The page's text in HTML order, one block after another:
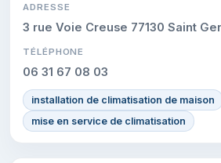
ADRESSE
3 rue Voie Creuse 77130 Saint
TÉLÉPHONE
06 31 67 08 03
installation de climatisation de maison
mise en service de climatisation